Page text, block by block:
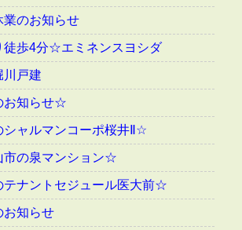
業のお知らせ
徒歩4分☆エミネンスヨシダ
川戸建
お知らせ☆
ャルマンコーポ桜井Ⅱ☆
の泉マンション☆
ナントセジュール医大前☆
お知らせ